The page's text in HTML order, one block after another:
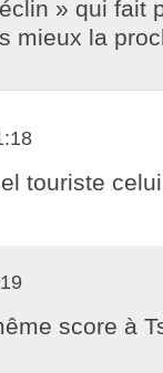
» qui fait
mieux la
touriste
score à